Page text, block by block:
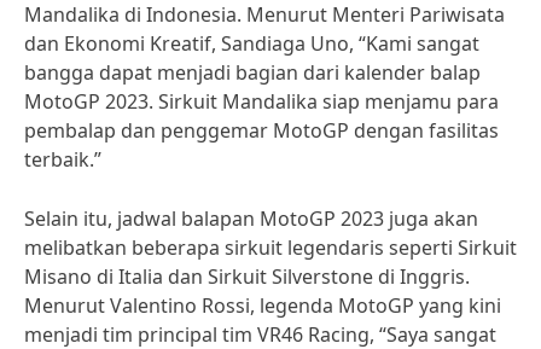
Mandalika di Indonesia. Menurut Menteri Pariwisata
dan Ekonomi Kreatif, Sandiaga Uno, “Kami sangat
bangga dapat menjadi bagian dari kalender balap
MotoGP 2023. Sirkuit Mandalika siap menjamu para
pembalap dan penggemar MotoGP dengan fasilitas
terbaik.”
Selain itu, jadwal balapan MotoGP 2023 juga akan
melibatkan beberapa sirkuit legendaris seperti Sirkuit
Misano di Italia dan Sirkuit Silverstone di Inggris.
Menurut Valentino Rossi, legenda MotoGP yang kini
menjadi tim principal tim VR46 Racing, “Saya sangat